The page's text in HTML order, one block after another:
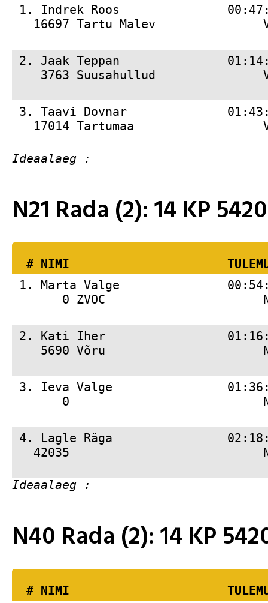
1. Indrek Roos
16697 Tartu Malev
2. Jaak Teppan
3763 Suusahullud
3. Taavi Dovnar
17014 Tartumaa
N21 Rada (2): 14 KP
  #
NIMI
1. Marta Valge
0 ZVOC
2. Kati Iher                 01:16:44
5690 Võru
3. Ieva Valge
0
4. Lagle Räga
42035
N40 Rada (2): 14 KP
  #
NIMI